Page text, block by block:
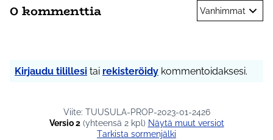
0 kommenttia Vanhimmat
Kirjaudu tilillesi tai rekisteröidy kommentoidaksesi.
Viite: TUUSULA-PROP-2023-01-2426
Versio 2(yhteensä 2 kpl)
näytä muut versiot
Tarkista sormenjälki